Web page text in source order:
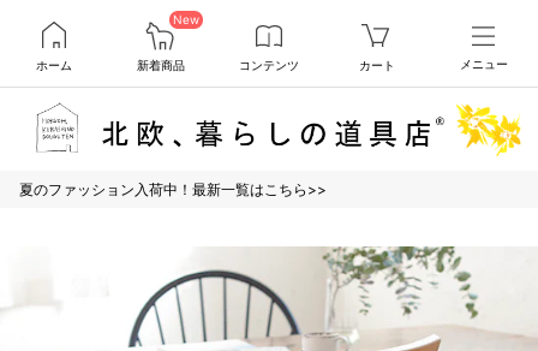
ホーム
New
新着商品 コンテンツ カート メニュー
夏のファッション入荷中！最新一覧はこちら>>